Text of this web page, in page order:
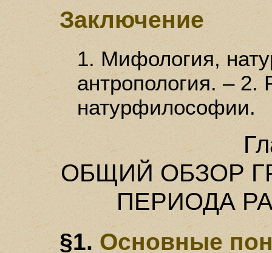
Заключение
1. Мифология,
антропология. – 2.
натурфилософии.
ОБЩИЙ ОБЗОР
ПЕРИОДА
§1.Основные